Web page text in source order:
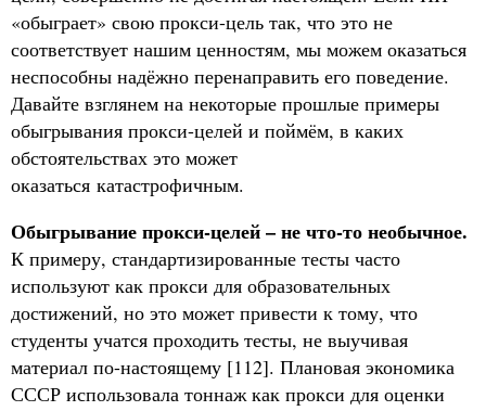
«обыграет» свою прокси-цель так, что это не
соответствует нашим ценностям, мы можем оказаться
неспособны надёжно перенаправить его поведение.
Давайте взглянем на некоторые прошлые примеры
обыгрывания прокси-целей и поймём, в каких
обстоятельствах это может
оказаться катастрофичным.
Обыгрывание прокси-целей – не что-то необычное.
К примеру, стандартизированные тесты часто
используют как прокси для образовательных
достижений, но это может привести к тому, что
студенты учатся проходить тесты, не выучивая
материал по-настоящему [112]. Плановая экономика
СССР использовала тоннаж как прокси для оценки